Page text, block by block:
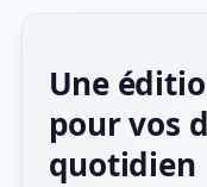
Une
pour vos
quotidien